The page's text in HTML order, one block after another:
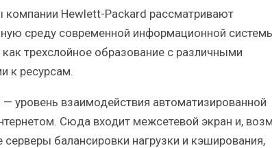
компании Hewlett-Packard рассматривают
среду современной информационной
как трехслойное образование с различными
к ресурсам.
уровень взаимодействия автоматизированной
Сюда входит межсетевой экран и,
серверы балансировки нагрузки и кэширования,